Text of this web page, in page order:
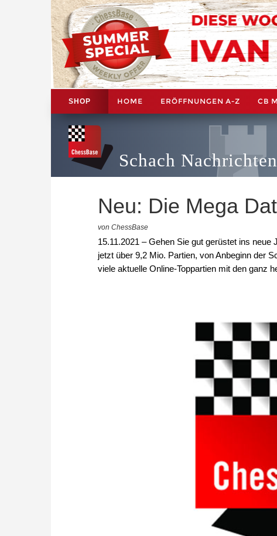
SHOP HOME ERÖFFNUNGEN A-Z CB
Schach Nachrichten
Neu: Die Mega
von ChessBase
15.11.2021 – Gehen Sie gut gerüstet ins
jetzt über 9,2 Mio. Partien, von Anbeginn der
viele aktuelle Online-Toppartien mit den ganz